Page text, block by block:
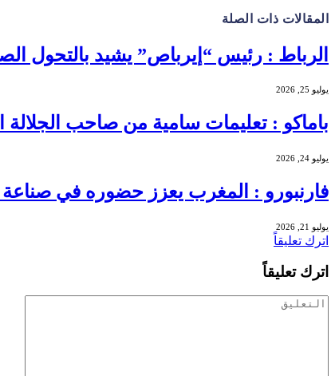
المقالات ذات الصلة
الرباط : رئيس “إيرباص” يشيد بالتحول
يوليو 25, 2026
باماكو : تعليمات سامية من صاحب
يوليو 24, 2026
فارنبورو : المغرب يعزز حضوره في صناعة
يوليو 21, 2026
اترك تعليقاً
اترك تعليقاً